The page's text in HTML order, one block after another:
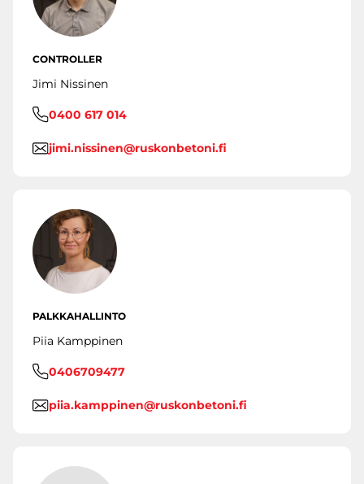
CONTROLLER
Jimi Nissinen
0400 617 014
jimi.nissinen@ruskonbetoni.fi
PALKKAHALLINTO
Piia Kamppinen
0406709477
piia.kamppinen@ruskonbetoni.fi